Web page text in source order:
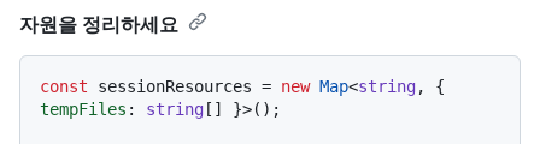
자원을 정리하세요
const sessionResources = new Map<string
tempFiles : string [] }>();